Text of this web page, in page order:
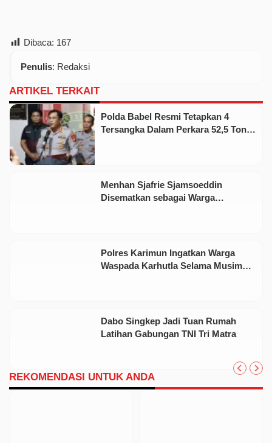
Dibaca: 167
Penulis: Redaksi
ARTIKEL TERKAIT
Polda Babel Resmi Tetapkan 4
Tersangka Dalam Perkara 52,5 Ton
Menhan Sjafrie Sjamsoeddin
Disematkan sebagai Warga
Polres Karimun Ingatkan Warga
Waspada Karhutla Selama Musim
Dabo Singkep Jadi Tuan Rumah
Latihan Gabungan TNI Tri Matra
REKOMENDASI UNTUK ANDA